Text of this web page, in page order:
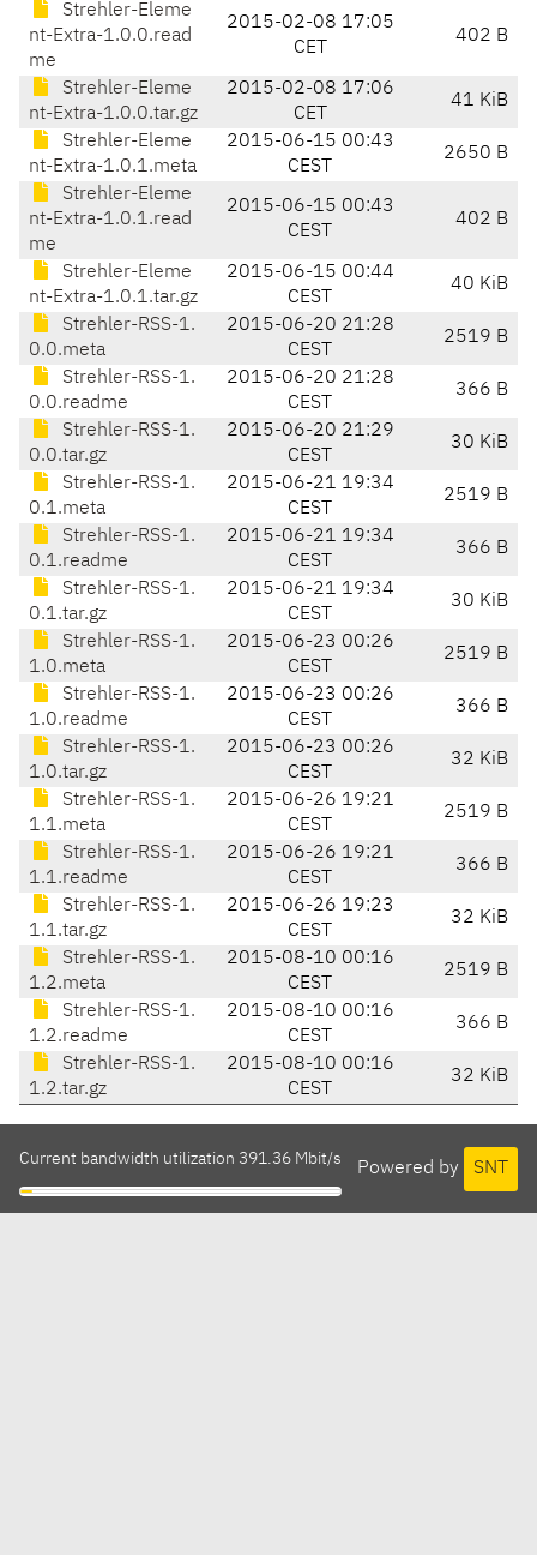
Strehler-Eleme
nt-Extra-1.0.0.read
me
2015-02-08 17:05
CET
402 B
Strehler-Eleme
nt-Extra-1.0.0.tar.gz
2015-02-08 17:06
CET
41 KiB
Strehler-Eleme
nt-Extra-1.0.1.meta
2015-06-15 00:43
CEST
2650 B
Strehler-Eleme
nt-Extra-1.0.1.read
me
2015-06-15 00:43
CEST
402 B
Strehler-Eleme
nt-Extra-1.0.1.tar.gz
2015-06-15 00:44
CEST
40 KiB
Strehler-RSS-1.
0.0.meta
2015-06-20 21:28
CEST
2519 B
Strehler-RSS-1.
0.0.readme
2015-06-20 21:28
CEST
366 B
Strehler-RSS-1.
0.0.tar.gz
2015-06-20 21:29
CEST
30 KiB
Strehler-RSS-1.
0.1.meta
2015-06-21 19:34
CEST
2519 B
Strehler-RSS-1.
0.1.readme
2015-06-21 19:34
CEST
366 B
Strehler-RSS-1.
0.1.tar.gz
2015-06-21 19:34
CEST
30 KiB
Strehler-RSS-1.
1.0.meta
2015-06-23 00:26
CEST
2519 B
Strehler-RSS-1.
1.0.readme
2015-06-23 00:26
CEST
366 B
Strehler-RSS-1.
1.0.tar.gz
2015-06-23 00:26
CEST
32 KiB
Strehler-RSS-1.
1.1.meta
2015-06-26 19:21
CEST
2519 B
Strehler-RSS-1.
1.1.readme
2015-06-26 19:21
CEST
366 B
Strehler-RSS-1.
1.1.tar.gz
2015-06-26 19:23
CEST
32 KiB
Strehler-RSS-1.
1.2.meta
2015-08-10 00:16
CEST
2519 B
Strehler-RSS-1.
1.2.readme
2015-08-10 00:16
CEST
366 B
Strehler-RSS-1.
1.2.tar.gz
2015-08-10 00:16
CEST
32 KiB
Powered by SNT
Current bandwidth utilization 391.36 Mbit/s